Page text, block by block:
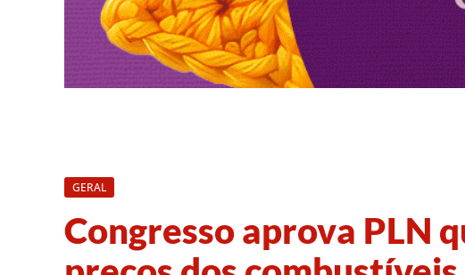
GERAL
Congresso aprova PLN